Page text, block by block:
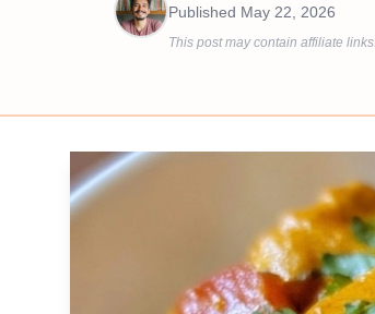
Published May 22, 2026
This post may contain affiliate links.